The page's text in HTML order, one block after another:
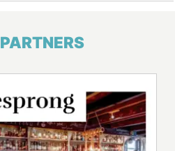
PARTNERS